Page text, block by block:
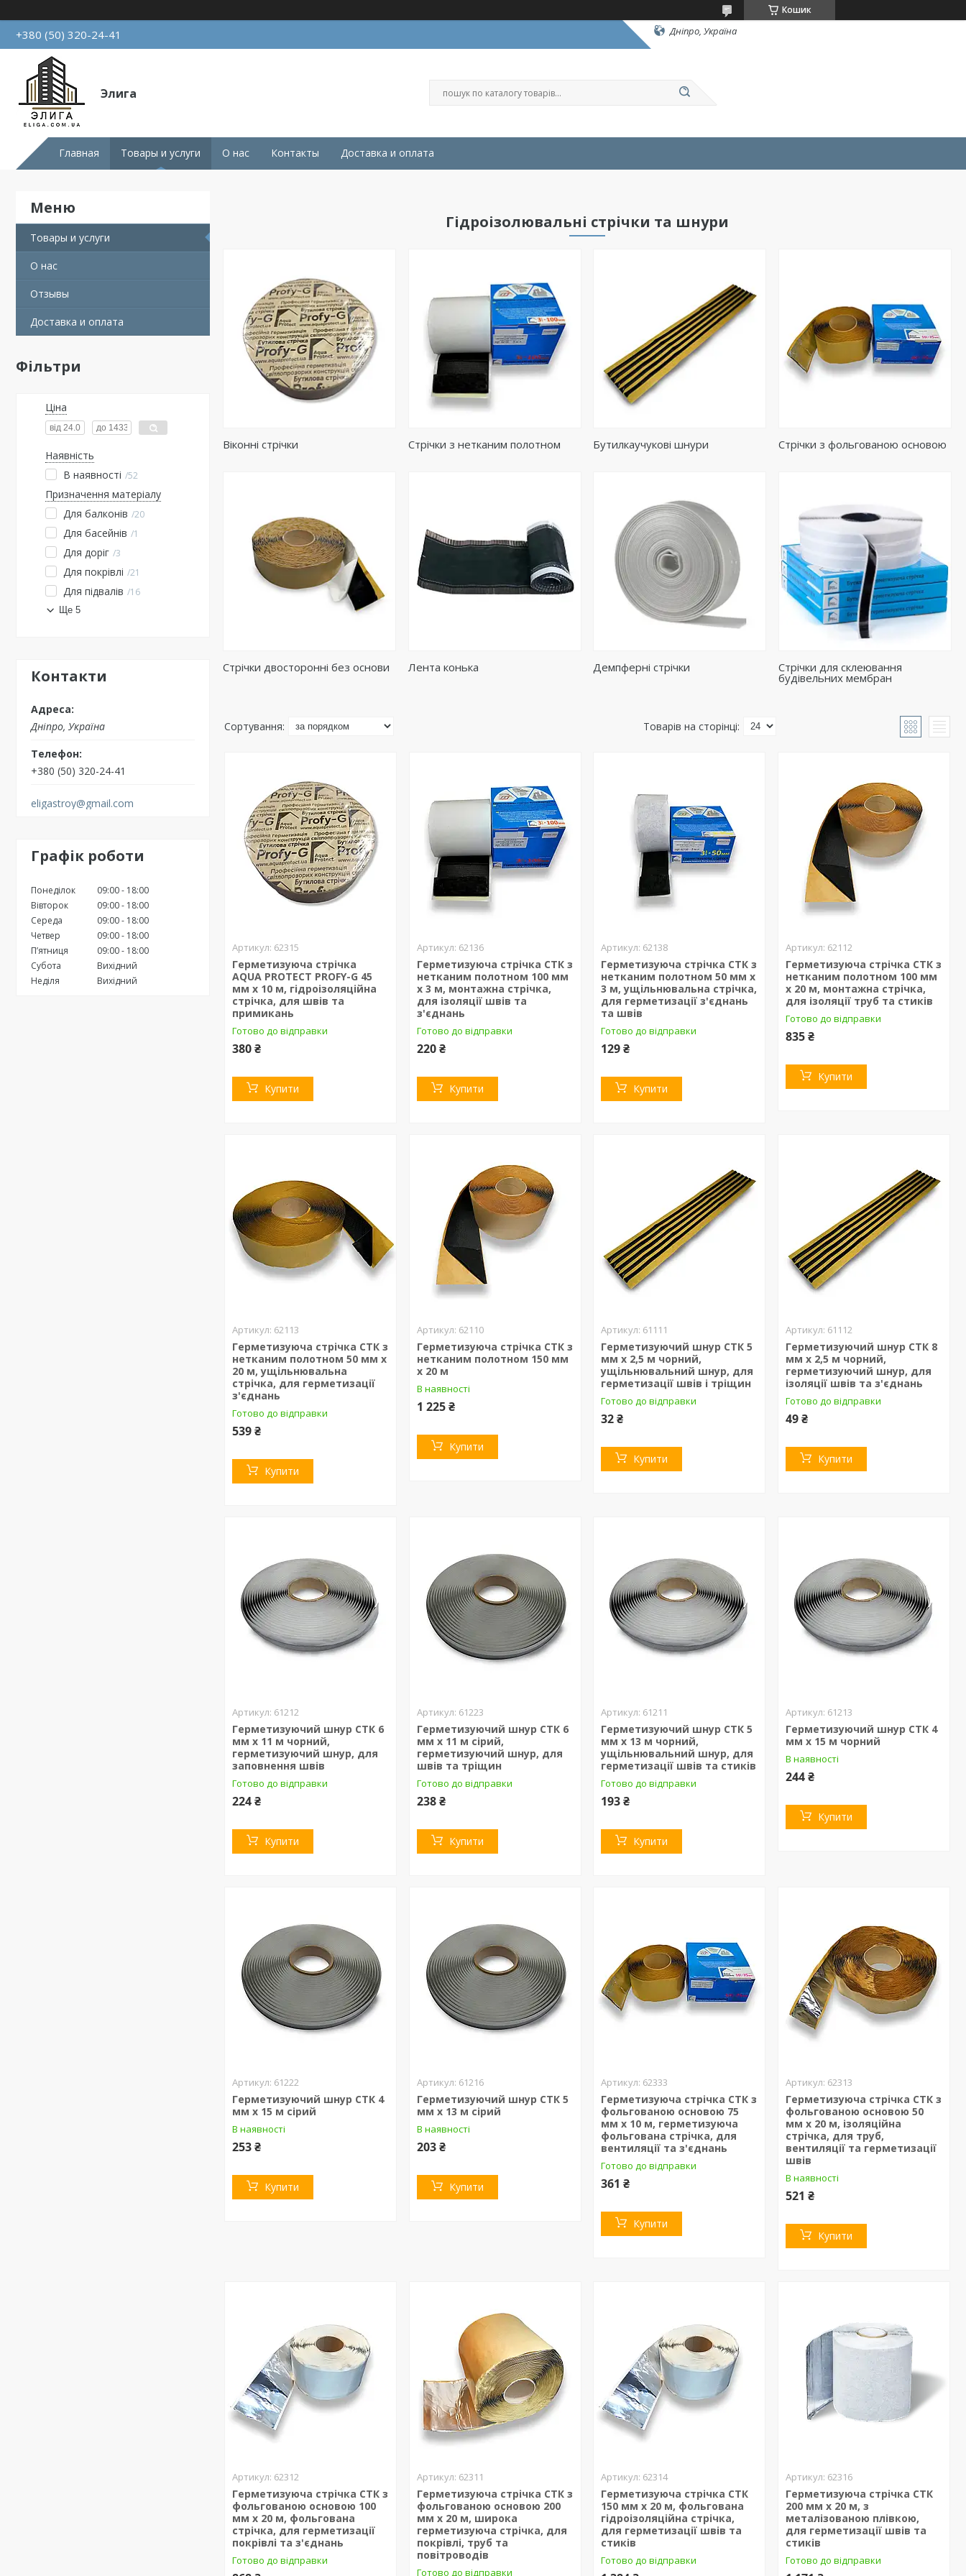
Кошик
+380 (50) 320-24-41 Дніпро, Україна
Элига
Главная Товары и услуги О нас Контакты Доставка и оплата
Товары и услуги
О нас
Отзывы
Доставка и оплата
Фільтри
Ціна
Наявність
В наявності 52
Призначення матеріалу
Для балконів 20
Для басейнів 1
Для доріг 3
Для покрівлі 21
Для підвалів 16
Ще 5
Контакти
Дніпро, Україна
+380 (50) 320-24-41
eligastroy@gmail.com
Графік роботи
Понеділок 09:00
18:00
Вівторок
09:00
18:00
Середа
09:00
18:00
Четвер
09:00
18:00
Пʼятниця
09:00
18:00
Субота
Вихідний
Неділя
Вихідний
Гідроізолювальні стрічки та шнури
Віконні стрічки Стрічки з нетканим полотном Бутилкаучукові шнури Стрічки з фольгованою основою
Стрічки двосторонні без основи Лента конька Демпферні стрічки Стрічки для склеювання
будівельних мембран
62315
Герметизуюча стрічка
AQUA PROTECT PROFY-G 45
мм х 10 м, гідроізоляційна
стрічка, для швів та
примикань
Готово до відправки
380 ₴
Купити
62136
Герметизуюча стрічка СТК з
нетканим полотном 100 мм
х 3 м, монтажна стрічка,
для ізоляції швів та
з'єднань
Готово до відправки
220 ₴
Купити
62138
Герметизуюча стрічка СТК з
нетканим полотном 50 мм х
3 м, ущільнювальна стрічка,
для герметизації з'єднань
та швів
Готово до відправки
129 ₴
Купити
62112
Герметизуюча стрічка СТК з
нетканим полотном 100 мм
х 20 м, монтажна стрічка,
для ізоляції труб та стиків
Готово до відправки
835 ₴
Купити
62113
Герметизуюча стрічка СТК з
нетканим полотном 50 мм х
20 м, ущільнювальна
стрічка, для герметизації
з'єднань
Готово до відправки
539 ₴
Купити
62110
Герметизуюча стрічка СТК з
нетканим полотном 150 мм
х 20 м
В наявності
1 225 ₴
Купити
61111
Герметизуючий шнур СТК 5
мм х 2,5 м чорний,
ущільнювальний шнур, для
герметизації швів і тріщин
Готово до відправки
32 ₴
Купити
61112
Герметизуючий шнур СТК 8
мм х 2,5 м чорний,
герметизуючий шнур, для
ізоляції швів та з'єднань
Готово до відправки
49 ₴
Купити
61212
Герметизуючий шнур СТК 6
мм х 11 м чорний,
герметизуючий шнур, для
заповнення швів
Готово до відправки
224 ₴
Купити
61223
Герметизуючий шнур СТК 6
мм х 11 м сірий,
герметизуючий шнур, для
швів та тріщин
Готово до відправки
238 ₴
Купити
61211
Герметизуючий шнур СТК 5
мм х 13 м чорний,
ущільнювальний шнур, для
герметизації швів та стиків
Готово до відправки
193 ₴
Купити
61213
Герметизуючий шнур СТК 4
мм х 15 м чорний
В наявності
244 ₴
Купити
61222
Герметизуючий шнур СТК 4
мм х 15 м сірий
В наявності
253 ₴
Купити
61216
Герметизуючий шнур СТК 5
мм х 13 м сірий
В наявності
203 ₴
Купити
62333
Герметизуюча стрічка СТК з
фольгованою основою 75
мм х 10 м, герметизуюча
фольгована стрічка, для
вентиляції та з'єднань
Готово до відправки
361 ₴
Купити
62313
Герметизуюча стрічка СТК з
фольгованою основою 50
мм х 20 м, ізоляційна
стрічка, для труб,
вентиляції та герметизації
швів
В наявності
521 ₴
Купити
62312
Герметизуюча стрічка СТК з
фольгованою основою 100
мм х 20 м, фольгована
стрічка, для герметизації
покрівлі та з'єднань
Готово до відправки
62311
Герметизуюча стрічка СТК з
фольгованою основою 200
мм х 20 м, широка
герметизуюча стрічка, для
покрівлі, труб та
повітроводів
Готово до відправки
62314
Герметизуюча стрічка СТК
150 мм х 20 м, фольгована
гідроізоляційна стрічка,
для герметизації швів та
стиків
Готово до відправки
62316
Герметизуюча стрічка СТК
200 мм х 20 м, з
металізованою плівкою,
для герметизації швів та
стиків
Готово до відправки